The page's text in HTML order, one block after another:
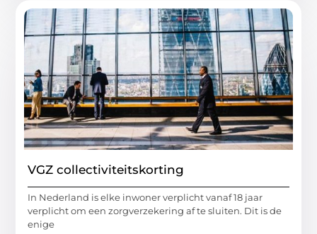
VGZ collectiviteitskorting
In Nederland is elke inwoner verplicht vanaf 18 jaar
verplicht om een zorgverzekering af te sluiten. Dit is de
enige